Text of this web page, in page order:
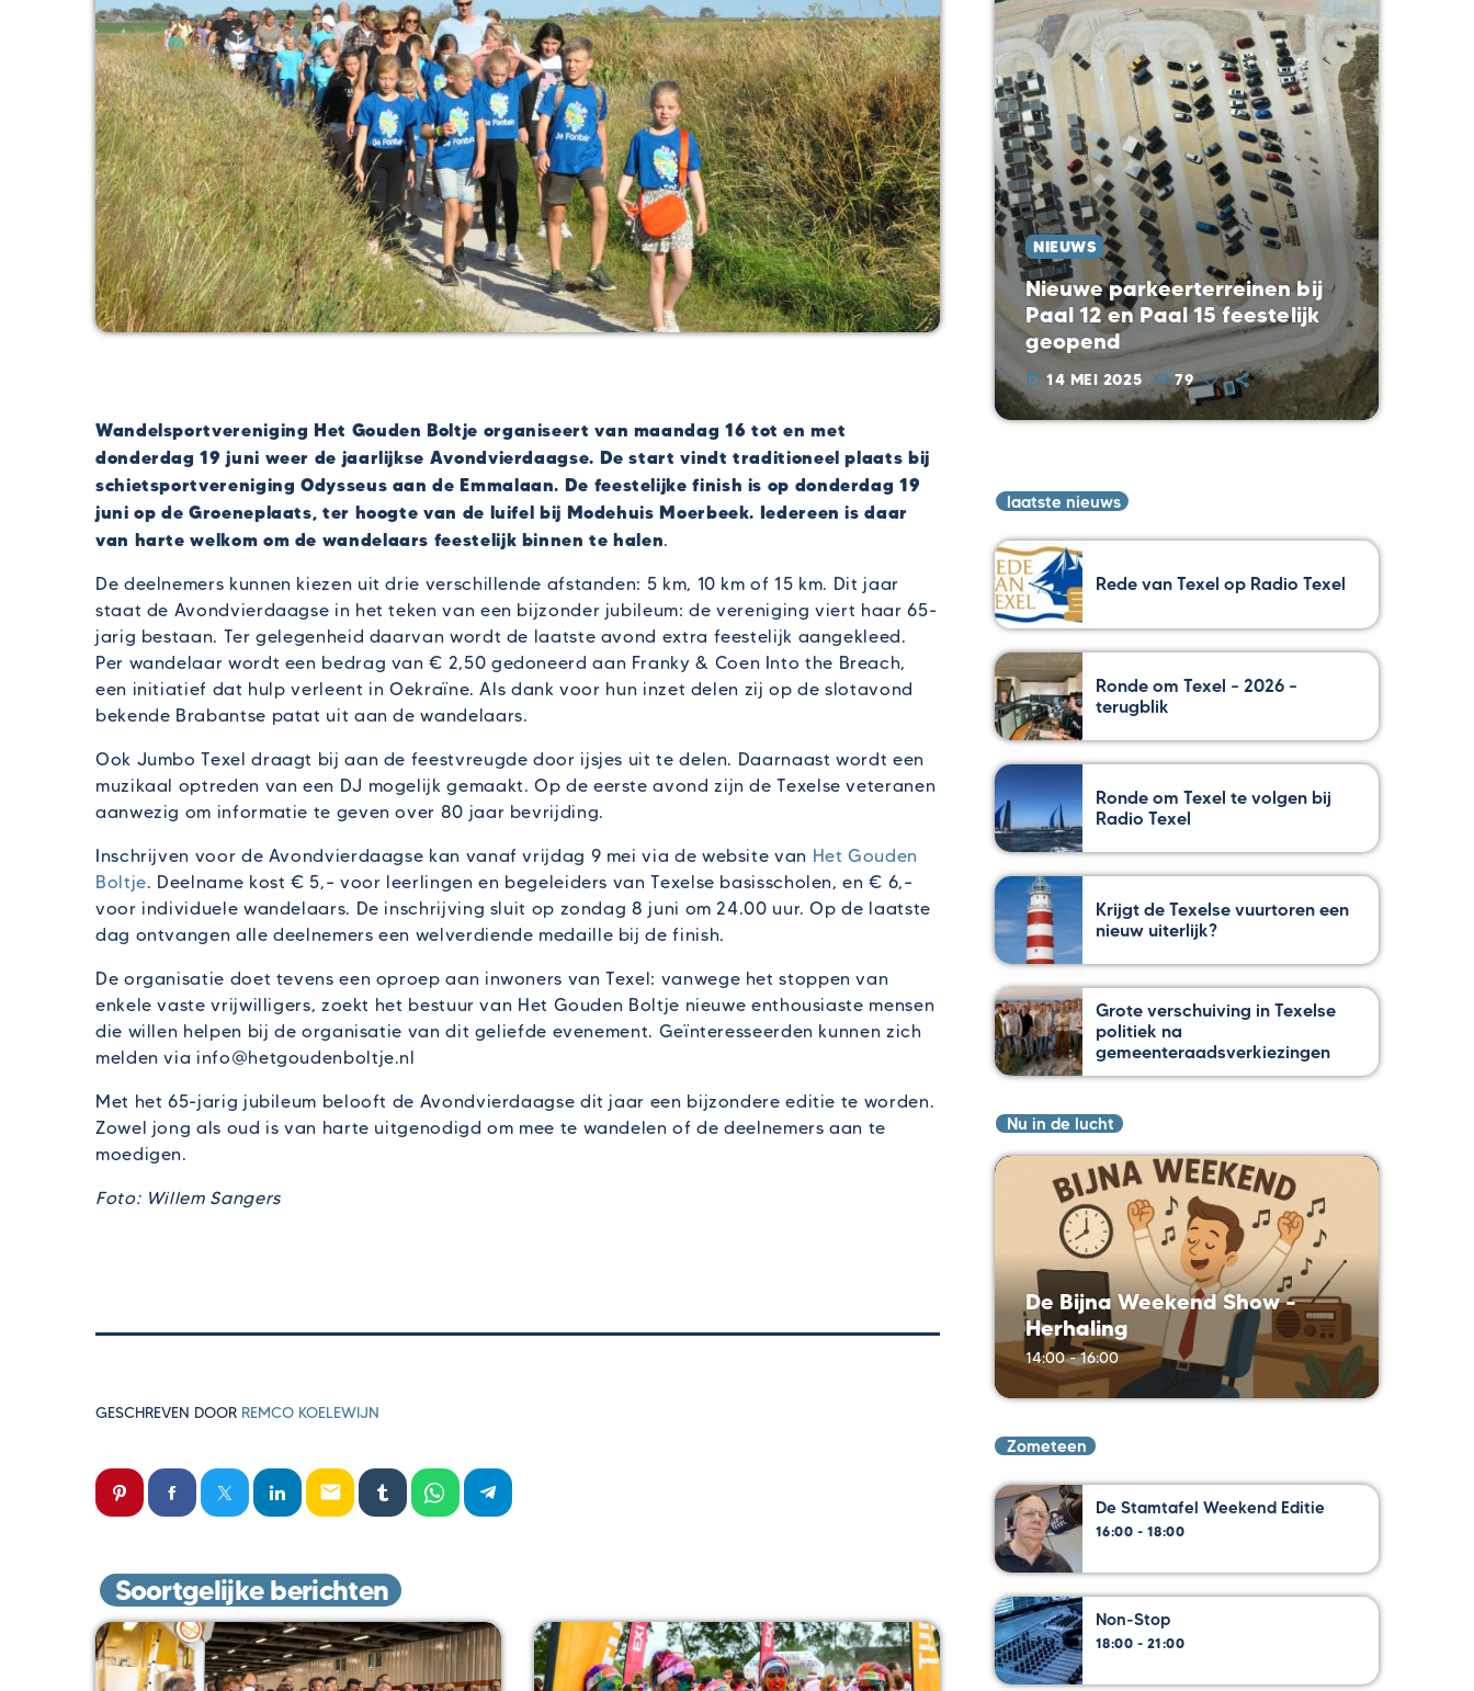
Wandelsportvereniging Het Gouden Boltje organiseert van maandag 16 tot en met
donderdag 19 juni weer de jaarlijkse Avondvierdaagse. De start vindt traditioneel plaats bij
schietsportvereniging Odysseus aan de Emmalaan. De feestelijke finish is op donderdag 19
juni op de Groeneplaats, ter hoogte van de luifel bij Modehuis Moerbeek. Iedereen is daar
van harte welkom om de wandelaars feestelijk binnen te halen.
De deelnemers kunnen kiezen uit drie verschillende afstanden: 5 km, 10 km of 15 km. Dit jaar
staat de Avondvierdaagse in het teken van een bijzonder jubileum: de vereniging viert haar 65-
jarig bestaan. Ter gelegenheid daarvan wordt de laatste avond extra feestelijk aangekleed.
Per wandelaar wordt een bedrag van € 2,50 gedoneerd aan Franky & Coen Into the Breach,
een initiatief dat hulp verleent in Oekraïne. Als dank voor hun inzet delen zij op de slotavond
bekende Brabantse patat uit aan de wandelaars.
Ook Jumbo Texel draagt bij aan de feestvreugde door ijsjes uit te delen. Daarnaast wordt een
muzikaal optreden van een DJ mogelijk gemaakt. Op de eerste avond zijn de Texelse veteranen
aanwezig om informatie te geven over 80 jaar bevrijding.
Inschrijven voor de Avondvierdaagse kan vanaf vrijdag 9 mei via de website van Het Gouden
Boltje. Deelname kost € 5,– voor leerlingen en begeleiders van Texelse basisscholen, en € 6,–
voor individuele wandelaars. De inschrijving sluit op zondag 8 juni om 24.00 uur. Op de laatste
dag ontvangen alle deelnemers een welverdiende medaille bij de finish.
De organisatie doet tevens een oproep aan inwoners van Texel: vanwege het stoppen van
enkele vaste vrijwilligers, zoekt het bestuur van Het Gouden Boltje nieuwe enthousiaste mensen
die willen helpen bij de organisatie van dit geliefde evenement. Geïnteresseerden kunnen zich
melden via info@hetgoudenboltje.nl
Met het 65-jarig jubileum belooft de Avondvierdaagse dit jaar een bijzondere editie te worden.
Zowel jong als oud is van harte uitgenodigd om mee te wandelen of de deelnemers aan te
moedigen.
Foto: Willem Sangers
GESCHREVEN DOOR REMCO KOELEWIJN
email
Soortgelijke berichten
NIEUWS
Nieuwe parkeerterreinen bij
Paal 12 en Paal 15 feestelijk
geopend
today 14 MEI 2025 79
laatste nieuws
Rede van Texel op Radio Texel
Ronde om Texel – 2026 –
terugblik
Ronde om Texel te volgen bij
Radio Texel
Krijgt de Texelse vuurtoren een
nieuw uiterlijk?
Grote verschuiving in Texelse
politiek na
gemeenteraadsverkiezingen
Nu in de lucht
De Bijna Weekend Show –
Herhaling
14:00 - 16:00
Zometeen
De Stamtafel Weekend Editie
16:00 - 18:00
Non-Stop
18:00 - 21:00